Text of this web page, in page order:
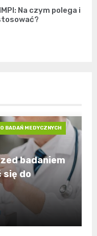
Na czym polega i
BADAŃ MEDYCZNYCH
badaniem
do